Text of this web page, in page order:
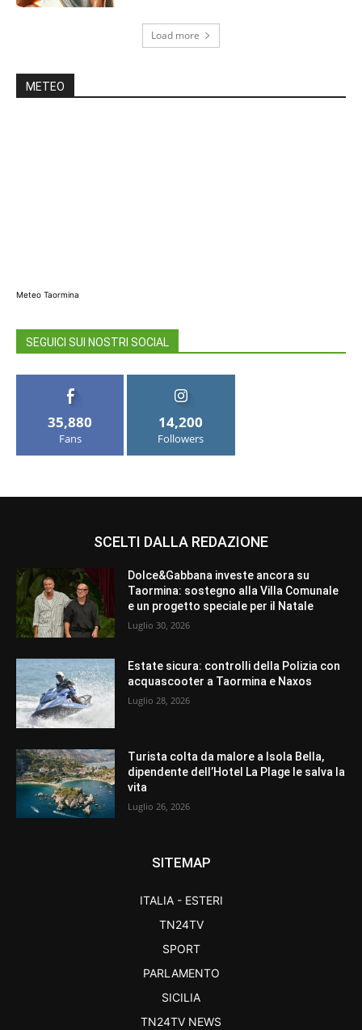
Load more
METEO
Meteo Taormina
SEGUICI SUI NOSTRI SOCIAL
35,880
Fans
14,200
Followers
SCELTI DALLA REDAZIONE
Dolce&Gabbana investe ancora su
Taormina: sostegno alla Villa Comunale
e un progetto speciale per il Natale
Luglio 30, 2026
Estate sicura: controlli della Polizia con
acquascooter a Taormina e Naxos
Luglio 28, 2026
Turista colta da malore a Isola Bella,
dipendente dell’Hotel La Plage le salva la
vita
Luglio 26, 2026
SITEMAP
ITALIA - ESTERI
TN24TV
SPORT
PARLAMENTO
SICILIA
TN24TV NEWS